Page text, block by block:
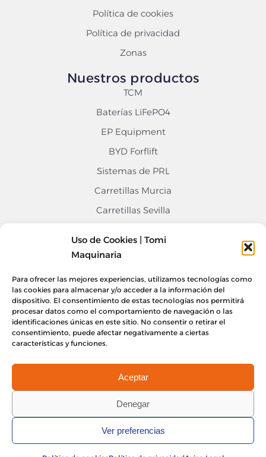
Uso de Cookies | Tomi
Maquinaria
Para ofrecer las mejores experiencias, utilizamos tecnologías como
las cookies para almacenar y/o acceder a la información del
dispositivo. El consentimiento de estas tecnologías nos permitirá
procesar datos como el comportamiento de navegación o las
identificaciones únicas en este sitio. No consentir o retirar el
consentimiento, puede afectar negativamente a ciertas
características y funciones.
Aceptar
Denegar
Ver preferencias
Política de cookies
Política de privacidad
Zonas
Nuestros productos
TCM
Baterías LiFePO4
EP Equipment
BYD Forflift
Sistemas de PRL
Carretillas Murcia
Carretillas Sevilla
Contacto
info@tomimaquinaria.com
Nuestro Equipo
Sede Central Murcia, Lorquí
Delegación Alicante
Delegación Sevilla
Aviso legal
Política de privacidad
Política de cookies
Política de calidad
Tomi maquinaria 2024© Todos los derechos reservados